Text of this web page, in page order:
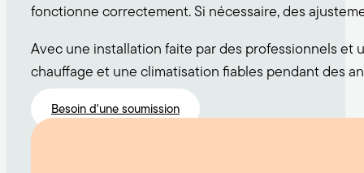
fonctionne correctement. Si nécessaire, des
Avec une installation faite par des professionnels
chauffage et une climatisation fiables pendant des
Besoin d'une soumission